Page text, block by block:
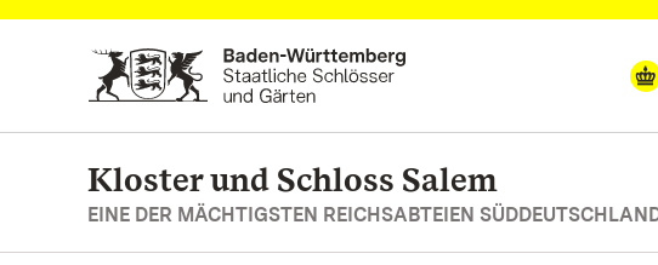
Zum Hauptinhalt springen
Kloster und Schloss Salem
EINE DER MÄCHTIGSTEN REICHSABTEIEN